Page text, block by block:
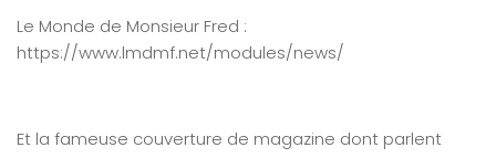
Le Monde de Monsieur Fred :
https://www.lmdmf.net/modules/news/
Et la fameuse couverture de magazine dont parlent